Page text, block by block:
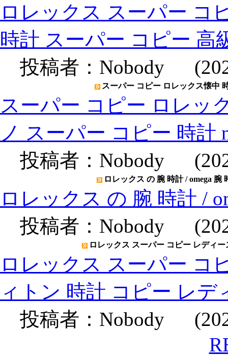
ロレックス スーパー コ
時計 スーパー コピー 高
投稿者： Nobody
スーパー コピー ロレックス懐中
スーパー コピー ロレッ
ノ スーパー コピー 時計
投稿者： Nobody
ロレックス の 腕 時計 / omega 腕
ロレックス の 腕 時計 /
投稿者： Nobody
ロレックス スーパー コピー レディ
ロレックス スーパー コ
ィトン 時計 コピー レデ
投稿者： Nobody